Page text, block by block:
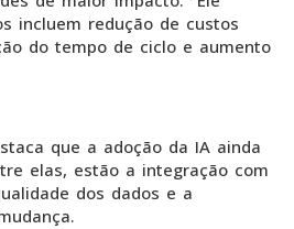
incluem redução de custos
do tempo de ciclo e aumento
que a adoção da IA ainda
elas, estão a integração com
dos dados e a